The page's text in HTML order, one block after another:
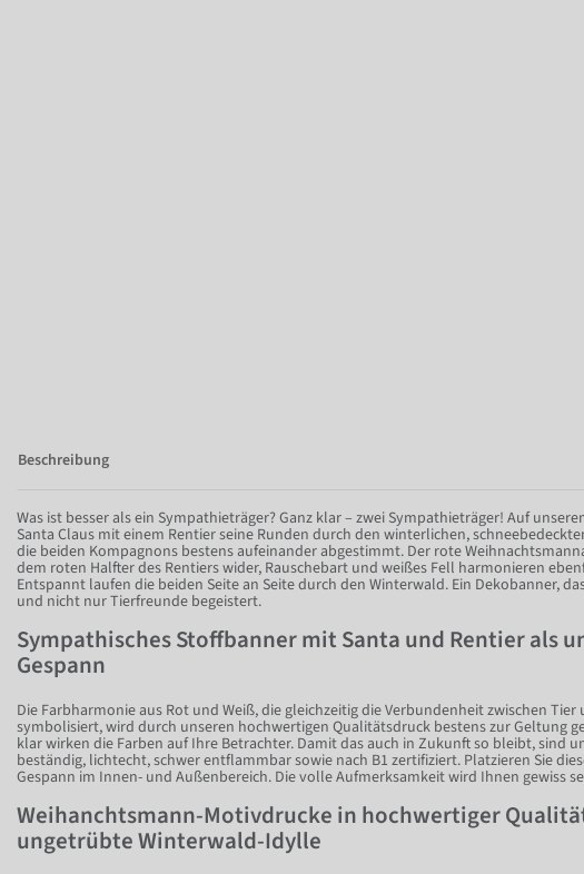
Beschreibung
Was ist besser als ein Sympathieträger? Ganz klar – zwei Sympathieträger! Auf
Santa Claus mit einem Rentier seine Runden durch den winterlichen,
die beiden Kompagnons bestens aufeinander abgestimmt. Der rote
dem roten Halfter des Rentiers wider, Rauschebart und weißes Fell harmonieren
Entspannt laufen die beiden Seite an Seite durch den Winterwald. Ein Dekobanner,
und nicht nur Tierfreunde begeistert.
Sympathisches Stoffbanner mit Santa und Rentier als
Gespann
Die Farbharmonie aus Rot und Weiß, die gleichzeitig die Verbundenheit zwischen Tier
symbolisiert, wird durch unseren hochwertigen Qualitätsdruck bestens zur Geltung
klar wirken die Farben auf Ihre Betrachter. Damit das auch in Zukunft so bleibt, sind
beständig, lichtecht, schwer entflammbar sowie nach B1 zertifiziert. Platzieren Sie
Gespann im Innen- und Außenbereich. Die volle Aufmerksamkeit wird Ihnen gewiss
Weihanchtsmann-Motivdrucke in hochwertiger
ungetrübte Winterwald-Idylle